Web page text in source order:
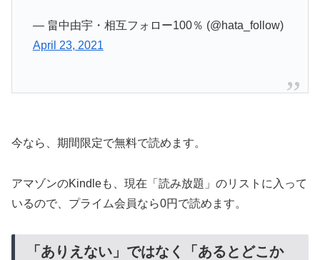
— 畠中由宇・相互フォロー100％ (@hata_follow)
April 23, 2021
今なら、期間限定で無料で読めます。
アマゾンのKindleも、現在「読み放題」のリストに入って
いるので、プライム会員なら0円で読めます。
「ありえない」ではなく「あるとどこか